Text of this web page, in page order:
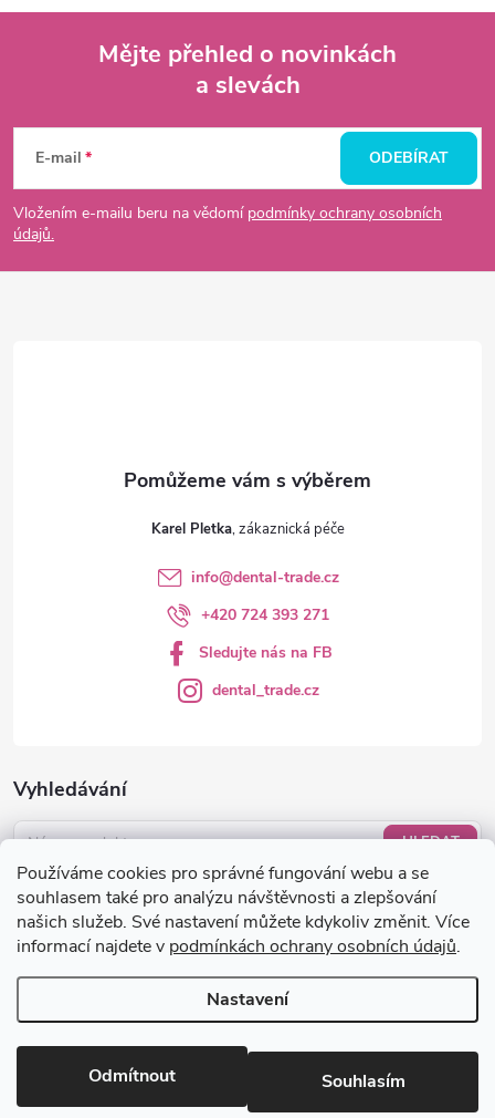
Používáme cookies pro správné fungování webu a se
souhlasem také pro analýzu návštěvnosti a zlepšování
našich služeb. Své nastavení můžete kdykoliv změnit. Více
informací najdete v podmínkách ochrany osobních údajů.
Nastavení
Odmítnout Souhlasím
p
a
Mějte přehled o novinkách
a slevách
E-mail
Vložením e-mailu beru na vědomí podmínky ochrany osobních
údajů.
ODEBÍRAT
Vyhledávání
HLEDAT
Nákupní košík
0KS /0 KČ
Karel Pletka
info@dental-trade.cz
+420 724 393 271
Sledujte nás na FB
dental_trade.cz
Copyright 2026dental-trade.cz. Všechna práva vyhrazena.Upravit
nastavení cookies